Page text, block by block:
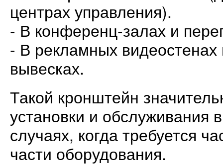
центрах управления).
- В конференц-залах и
- В рекламных
вывесках.
Такой кронштейн
установки и обслуживания
случаях, когда требуется
части оборудования.